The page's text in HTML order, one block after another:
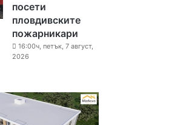
посети
пловдивските
пожарникари
16:00ч, петък, 7 август,
2026